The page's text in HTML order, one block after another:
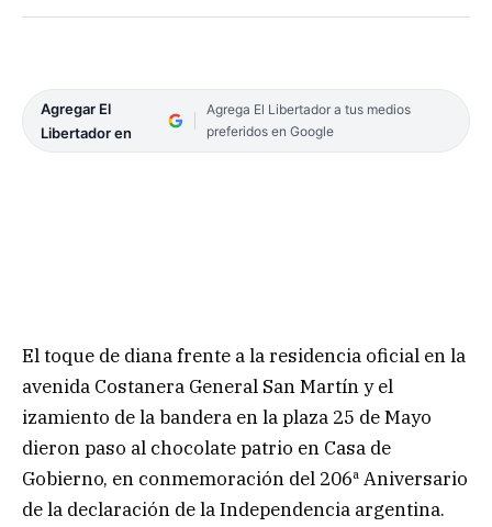
Agregar El
Libertador en
Agrega El Libertador a tus medios
preferidos en Google
El toque de diana frente a la residencia oficial en la
avenida Costanera General San Martín y el
izamiento de la bandera en la plaza 25 de Mayo
dieron paso al chocolate patrio en Casa de
Gobierno, en conmemoración del 206ª Aniversario
de la declaración de la Independencia argentina.